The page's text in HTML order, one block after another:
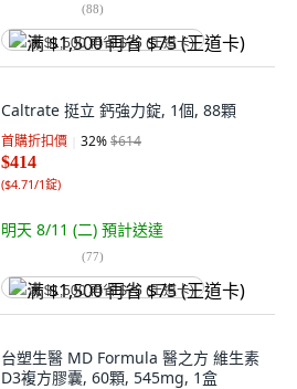
(88)
满 $1,500 再省 $75 (王道卡)
Caltrate 挺立 鈣強力錠, 1個, 88顆
首購折扣價 32%$614
$414
($4.71/1錠)
明天 8/11 (二) 預計送達
(77)
满 $1,500 再省 $75 (王道卡)
台塑生醫 MD Formula 醫之方 維生素
D3複方膠囊, 60顆, 545mg, 1盒